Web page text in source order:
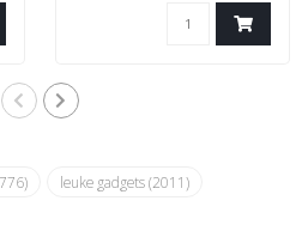
leuke gadgets(2011)